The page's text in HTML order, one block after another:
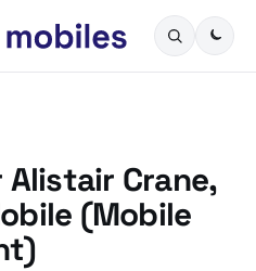
Crane,
(Mobile